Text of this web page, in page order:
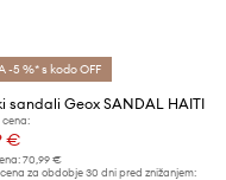
-5 %* s kodo OFF
sandali Geox SANDAL HAITI
cena:
€
70,99 €
za obdobje 30 dni pred znižanjem: